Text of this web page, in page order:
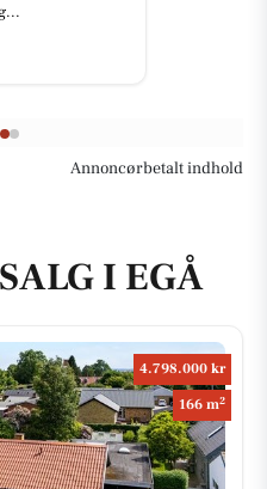
Annoncørbetalt indhold
I EGÅ
4.798.000 kr
166 m2